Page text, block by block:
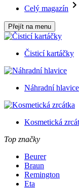
Celý magazín
Přejít na menu
Čisticí kartáčky
Náhradní hlavice
Kosmetická
Top značky
Beurer
Braun
Remington
Eta